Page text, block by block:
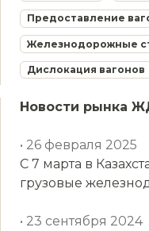
Предоставление
Железнодорожные
Дислокация вагонов
Новости рынка
• 26 февраля 2025
С 7 марта в
грузовые
• 23 сентября 2024